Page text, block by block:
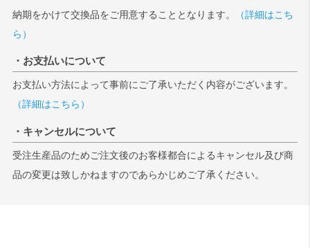
納期をかけて交換品をご用意することとなります。
（詳細はこち
ら）
・お支払いについて
お支払い方法によって事前にご了承いただく内容がございます。
（詳細はこちら）
・キャンセルについて
受注生産品のためご注文後のお客様都合によるキャンセル及び商
品の変更は致しかねますのであらかじめご了承ください。